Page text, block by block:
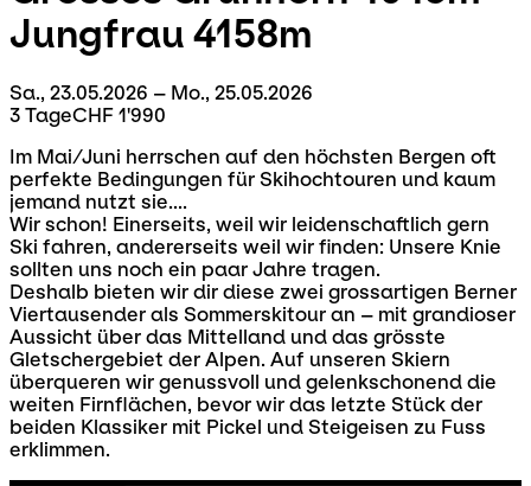
Jungfrau 4158m
Sa., 23.05.2026 – Mo., 25.05.2026
3 TageCHF 1'990
Im Mai/Juni herrschen auf den höchsten Bergen oft
perfekte Bedingungen für Skihochtouren und kaum
jemand nutzt sie....
Wir schon! Einerseits, weil wir leidenschaftlich gern
Ski fahren, andererseits weil wir finden: Unsere Knie
sollten uns noch ein paar Jahre tragen.
Deshalb bieten wir dir diese zwei grossartigen Berner
Viertausender als Sommerskitour an – mit grandioser
Aussicht über das Mittelland und das grösste
Gletschergebiet der Alpen. Auf unseren Skiern
überqueren wir genussvoll und gelenkschonend die
weiten Firnflächen, bevor wir das letzte Stück der
beiden Klassiker mit Pickel und Steigeisen zu Fuss
erklimmen.